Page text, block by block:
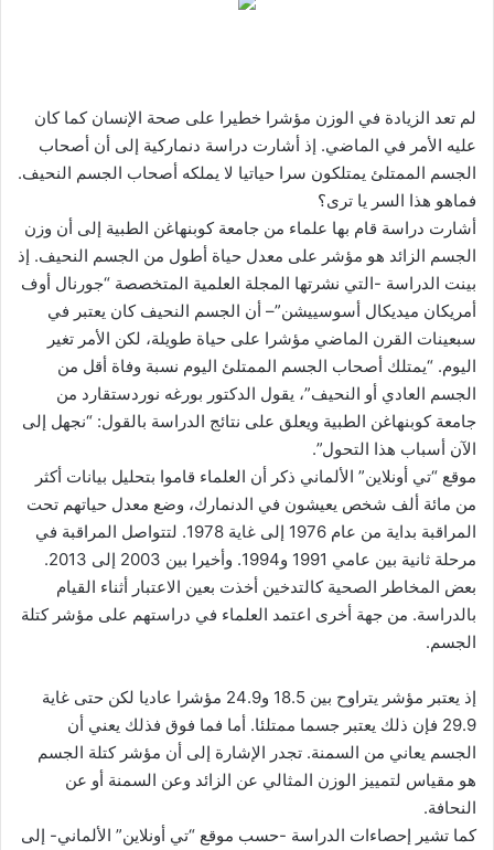
لم تعد الزيادة في الوزن مؤشرا خطيرا على صحة الإنسان كما كان
عليه الأمر في الماضي. إذ أشارت دراسة دنماركية إلى أن أصحاب
الجسم الممتلئ يمتلكون سرا حياتيا لا يملكه أصحاب الجسم النحيف.
فماهو هذا السر يا ترى؟
أشارت دراسة قام بها علماء من جامعة كوبنهاغن الطبية إلى أن وزن
الجسم الزائد هو مؤشر على معدل حياة أطول من الجسم النحيف. إذ
بينت الدراسة -التي نشرتها المجلة العلمية المتخصصة “جورنال أوف
أمريكان ميديكال أسوسييشن”– أن الجسم النحيف كان يعتبر في
سبعينات القرن الماضي مؤشرا على حياة طويلة، لكن الأمر تغير
اليوم. “يمتلك أصحاب الجسم الممتلئ اليوم نسبة وفاة أقل من
الجسم العادي أو النحيف”، يقول الدكتور بورغه نوردستقارد من
جامعة كوبنهاغن الطبية ويعلق على نتائج الدراسة بالقول: “نجهل إلى
الآن أسباب هذا التحول”.
موقع “تي أونلاين” الألماني ذكر أن العلماء قاموا بتحليل بيانات أكثر
من مائة ألف شخص يعيشون في الدنمارك، وضع معدل حياتهم تحت
المراقبة بداية من عام 1976 إلى غاية 1978. لتتواصل المراقبة في
مرحلة ثانية بين عامي 1991 و1994. وأخيرا بين 2003 إلى 2013.
بعض المخاطر الصحية كالتدخين أخذت بعين الاعتبار أثناء القيام
بالدراسة. من جهة أخرى اعتمد العلماء في دراستهم على مؤشر كتلة
الجسم.
إذ يعتبر مؤشر يتراوح بين 18.5 و24.9 مؤشرا عاديا لكن حتى غاية
29.9 فإن ذلك يعتبر جسما ممتلئا. أما فما فوق فذلك يعني أن
الجسم يعاني من السمنة. تجدر الإشارة إلى أن مؤشر كتلة الجسم
هو مقياس لتمييز الوزن المثالي عن الزائد وعن السمنة أو عن
النحافة.
كما تشير إحصاءات الدراسة -حسب موقع “تي أونلاين” الألماني- إلى